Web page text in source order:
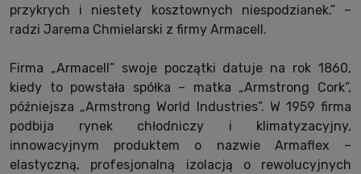
przykrych i niestety kosztownych niespodzianek.” –
radzi Jarema Chmielarski z firmy Armacell.
Firma „Armacell” swoje początki datuje na rok 1860,
kiedy to powstała spółka – matka „Armstrong Cork”,
późniejsza „Armstrong World Industries”. W 1959 firma
podbija rynek chłodniczy i klimatyzacyjny,
innowacyjnym produktem o nazwie Armaflex –
elastyczną, profesjonalną izolacją o rewolucyjnych